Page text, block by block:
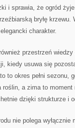
i sprawia, że ogród
bryłę
charakter.
przestrzeń
kiedy usuwa się
to okres pełni sezonu,
roślin, a zima to
dzięki strukturze i
nie polega